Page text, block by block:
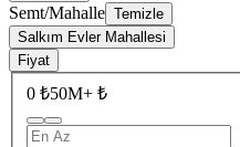
Semt/Mahalle Temizle
Salkım Evler Mahallesi
Fiyat
0 ₺50M+ ₺